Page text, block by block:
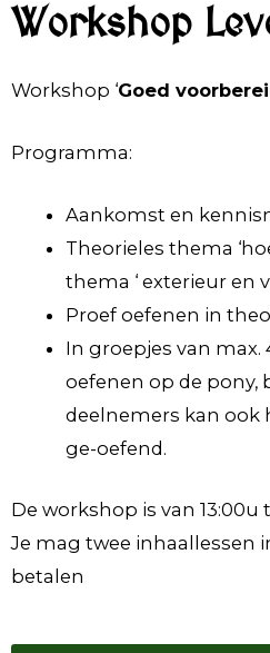
Workshop
Workshop ‘Goed
Programma:
Aankomst en
Theorieles thema
thema ‘ exterieur en
Proef oefenen in
In groepjes van max.
oefenen op de pony,
deelnemers kan ook
ge-oefend.
De workshop is van 13:00u
Je mag twee inhaallessen
betalen